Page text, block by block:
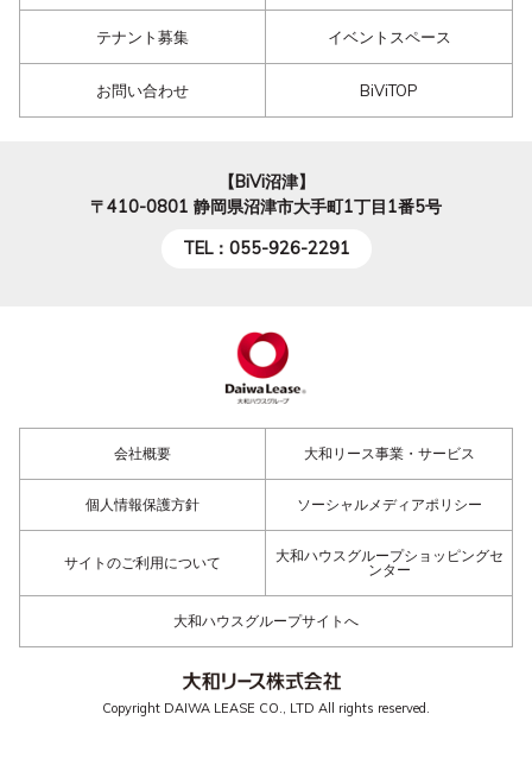
テナント募集 イベントスペース
お問い合わせ BiViTOP
【BiVi沼津】
〒410-0801 静岡県沼津市大手町1丁目1番5号
TEL：055-926-2291
会社概要 大和リース事業・サービス
個人情報保護方針 ソーシャルメディアポリシー
サイトのご利用について
大和ハウスグループショッピングセ
ンター
大和ハウスグループサイトへ
Copyright DAIWA LEASE CO., LTD All rights reserved.